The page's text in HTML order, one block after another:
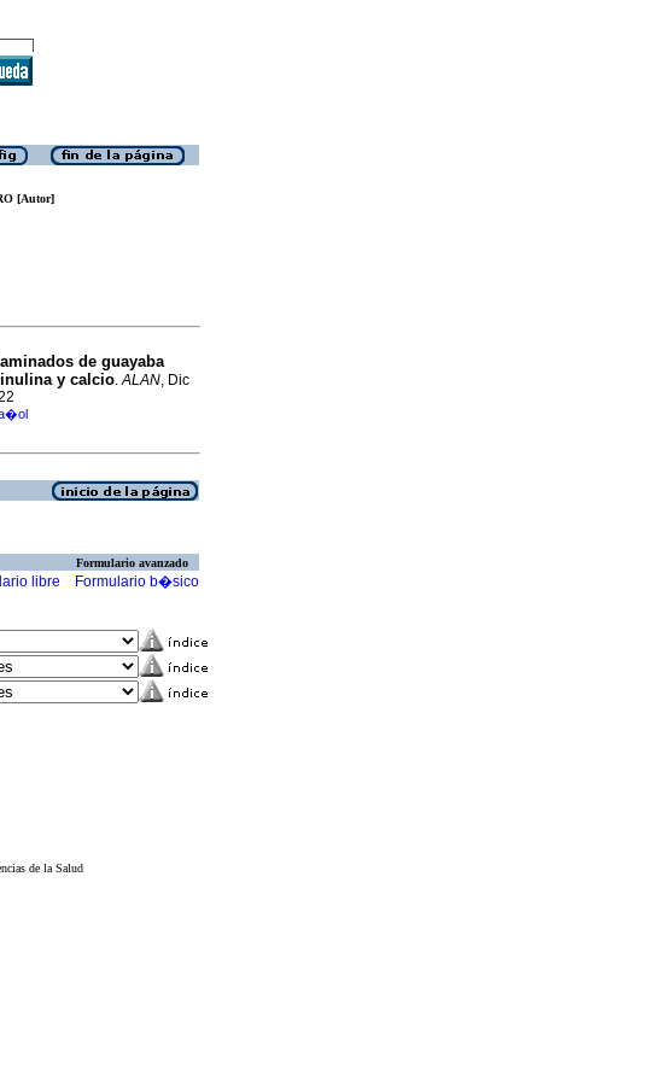
[Autor]
de guayaba
y calcio.ALAN, Dic
Formulario avanzado
libre Formulario b�sico
de la Salud